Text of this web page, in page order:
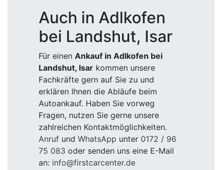
Auch in Adlkofen
bei Landshut, Isar
Für einen Ankauf in Adlkofen bei
Landshut, Isar kommen unsere
Fachkräfte gern auf Sie zu und
erklären Ihnen die Abläufe beim
Autoankauf. Haben Sie vorweg
Fragen, nutzen Sie gerne unsere
zahlreichen Kontaktmöglichkeiten.
Anruf und WhatsApp unter 0172 / 96
75 083 oder senden uns eine E-Mail
an: info@firstcarcenter.de